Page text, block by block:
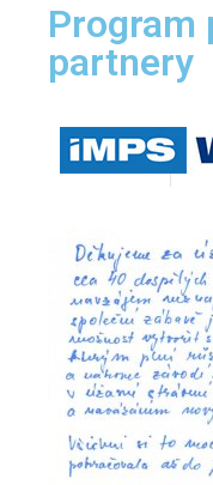
Program
partnery